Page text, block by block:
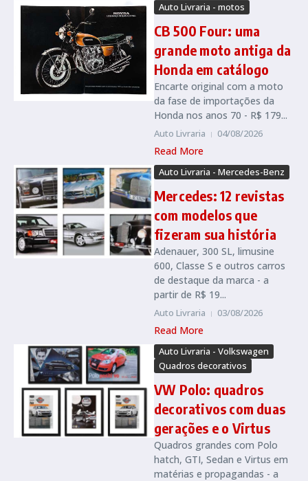
Auto Livraria - motos
CB 500 Four: uma
grande moto antiga da
Honda em catálogo
Encarte original com a moto
da fase de importações da
Honda nos anos 70 - R$ 179...
Auto Livraria 04/08/2026
Read More
Auto Livraria - Mercedes-Benz
Mercedes: 12 revistas
com modelos que
fizeram sua história
Adenauer, 300 SL, limusine
600, Classe S e outros carros
de destaque da marca - a
partir de R$ 19...
Auto Livraria 03/08/2026
Read More
Auto Livraria - Volkswagen
Quadros decorativos
VW Polo: quadros
decorativos com duas
gerações e o Virtus
Quadros grandes com Polo
hatch, GTI, Sedan e Virtus em
matérias e propagandas - a